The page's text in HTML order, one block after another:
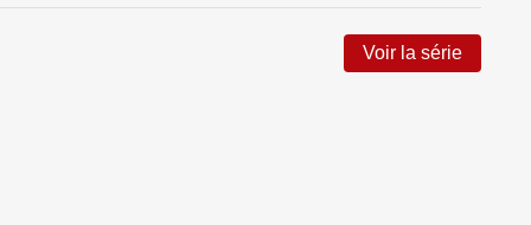
Trees
Voir la série